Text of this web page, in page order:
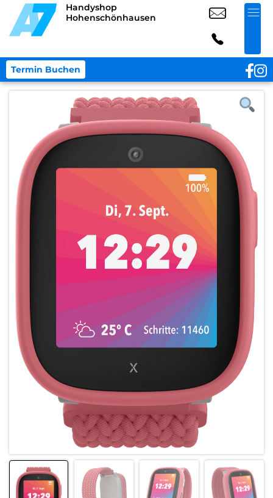
Handyshop
Hohenschönhausen
Termin Buchen